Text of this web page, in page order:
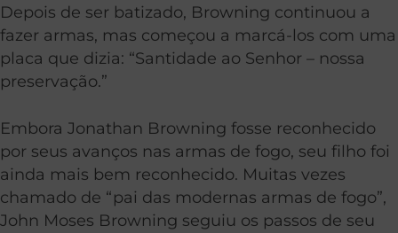
Depois de ser batizado, Browning continuou a
fazer armas, mas começou a marcá-los com uma
placa que dizia: “Santidade ao Senhor – nossa
preservação.”
Embora Jonathan Browning fosse reconhecido
por seus avanços nas armas de fogo, seu filho foi
ainda mais bem reconhecido. Muitas vezes
chamado de “pai das modernas armas de fogo”,
John Moses Browning seguiu os passos de seu